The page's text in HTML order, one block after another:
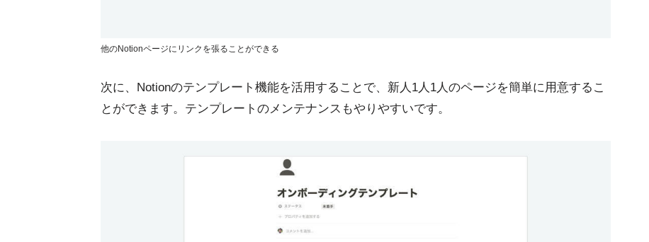
他のNotionページにリンクを張ることができる
次に、Notionのテンプレート機能を活用することで、新人1人1人のページを簡単に用意するこ
とができます。テンプレートのメンテナンスもやりやすいです。